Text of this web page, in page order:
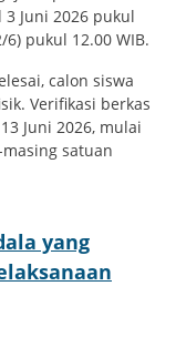
Juni 2026 pukul
pukul 12.00 WIB.
calon siswa
Verifikasi berkas
Juni 2026, mulai
satuan
yang